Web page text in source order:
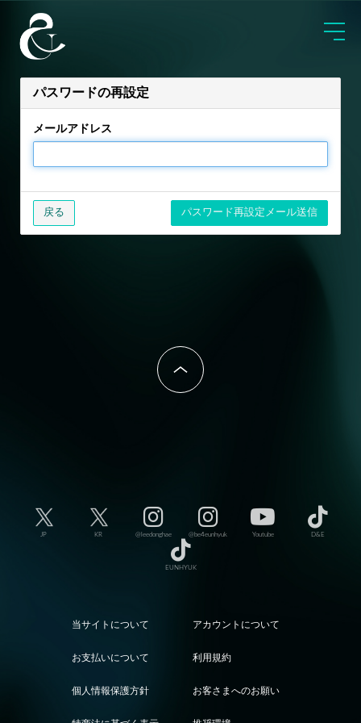
パスワードの再設定
メールアドレス
戻る
JP KR @leedonghae @be4eunhyuk Youtube D&E
EUNHYUK
当サイトについて アカウントについて
お支払いについて 利用規約
個人情報保護方針 お客さまへのお願い